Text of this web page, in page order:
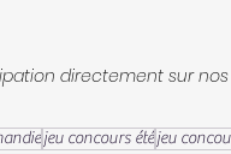
directement sur
jeu concours étéjeu